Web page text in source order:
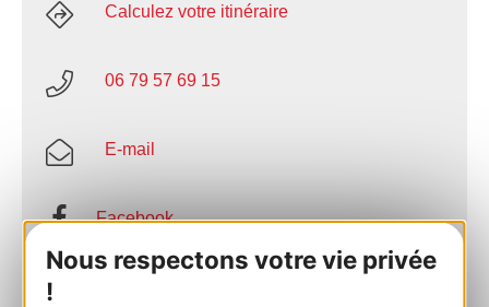
Nous respectons votre vie privée
!
Calculez votre itinéraire
06 79 57 69 15
E-mail
Facebook